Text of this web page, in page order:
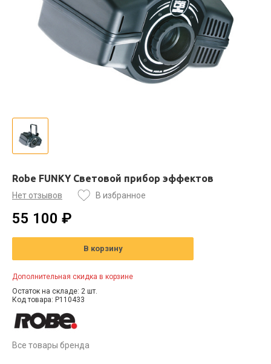
Robe FUNKY Световой прибор эффектов
Нет отзывов В избранное
55 100 ₽
В корзину
Дополнительная скидка в корзине
Остаток на складе: 2 шт.
Код товара: P110433
Все товары бренда